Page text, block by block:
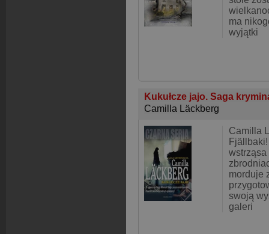
ma
wyjątki
Kukułcze jajo. Saga
Camilla Läckberg
Camilla
morduje
swoją
galeri